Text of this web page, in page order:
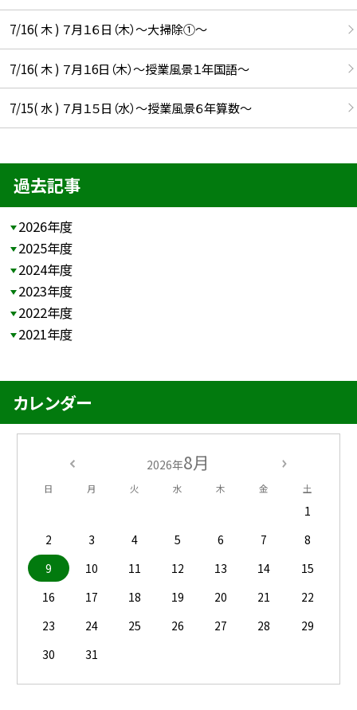
7/16( 木 ) ７月１６日（木）～大掃除①～
7/16( 木 ) ７月１6日（木）～授業風景１年国語～
7/15( 水 ) ７月１５日（水）～授業風景６年算数～
過去記事
2026年度
2025年度
2024年度
2023年度
2022年度
2021年度
カレンダー
2026年8月
日 月 火 水 木 金 土
1
2
3 4 5 6 7
8
9
10 11 12 13 14
15
16
17 18 19 20 21
22
23
24 25 26 27 28
29
30
31